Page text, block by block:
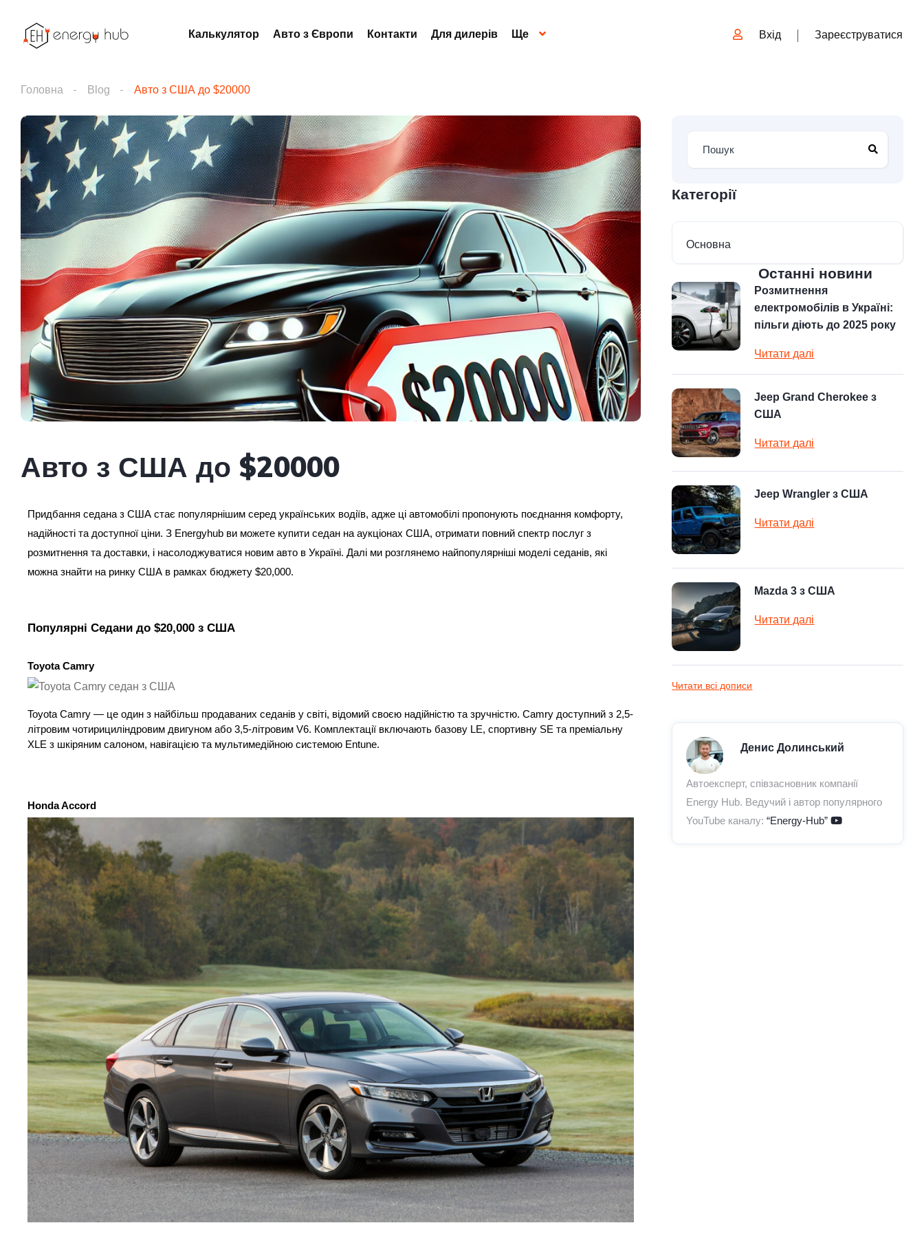
Калькулятор Авто з Європи Контакти Для дилерів Ще Вхід Зареєструватися
Головна Blog Авто з США до $20000
Авто з США до $20000
Придбання седана з США стає популярнішим серед українських водіїв, адже ці автомобілі пропонують поєднання комфорту,
надійності та доступної ціни. З Energyhub ви можете купити седан на аукціонах США, отримати повний спектр послуг з
розмитнення та доставки, і насолоджуватися новим авто в Україні. Далі ми розглянемо найпопулярніші моделі седанів, які
можна знайти на ринку США в рамках бюджету $20,000.
Популярні Седани до $20,000 з США
Toyota Camry
Toyota Camry — це один з найбільш продаваних седанів у світі, відомий своєю надійністю та зручністю. Camry доступний з 2,5-
літровим чотирициліндровим двигуном або 3,5-літровим V6. Комплектації включають базову LE, спортивну SE та преміальну
XLE з шкіряним салоном, навігацією та мультимедійною системою Entune.
Honda Accord
Категорії
Основна
Останні новини
Розмитнення
електромобілів в Україні:
пільги діють до 2025 року
Читати далі
Jeep Grand Cherokee з
США
Читати далі
Jeep Wrangler з США
Читати далі
Mazda 3 з США
Читати далі
Читати всі дописи
Денис Долинський
Автоексперт, співзасновник компанії
Energy Hub. Ведучий і автор популярного
YouTube каналу:“Energy-Hub”